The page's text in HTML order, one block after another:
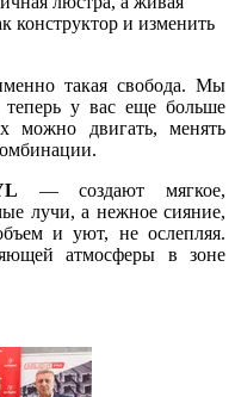
конструктор и изменить
такая свобода. Мы
у вас еще больше
можно двигать, менять
— создают мягкое,
лучи, а нежное сияние,
и уют, не ослепляя.
атмосферы в зоне